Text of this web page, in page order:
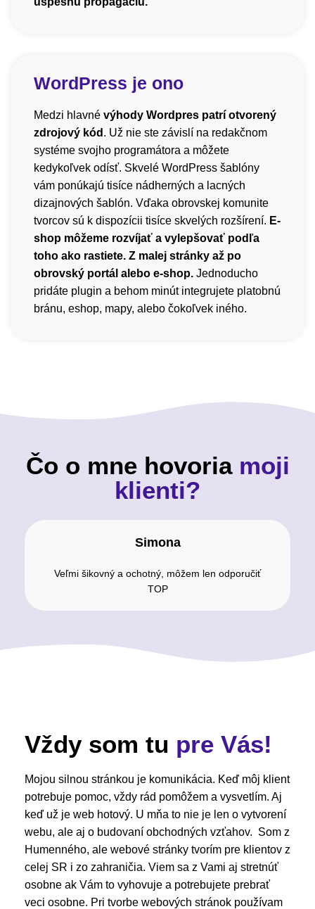
WordPress je ono
Medzi hlavné výhody Wordpres patrí otvorený
zdrojový kód . Už nie ste závislí na redakčnom
systéme svojho programátora a môžete
kedykoľvek odísť. Skvelé WordPress šablóny
vám ponúkajú tisíce nádherných a lacných
dizajnových šablón. Vďaka obrovskej komunite
tvorcov sú k dispozícii tisíce skvelých rozšírení. E-
shop môžeme rozvíjať a vylepšovať podľa
toho ako rastiete. Z malej stránky až po
obrovský portál alebo e-shop. Jednoducho
pridáte plugin a behom minút integrujete platobnú
bránu, eshop, mapy, alebo čokoľvek iného.
Čo o mne hovoriamoji
klienti?
Simona
Veľmi šikovný a ochotný, môžem len odporučiť
TOP
Vždy som tu pre Vás!
Mojou silnou stránkou je komunikácia. Keď môj klient
potrebuje pomoc, vždy rád pomôžem a vysvetlím. Aj
keď už je web hotový. U mňa to nie je len o vytvorení
webu, ale aj o budovaní obchodných vzťahov. Som z
Humenného, ale webové stránky tvorím pre klientov z
celej SR i zo zahraničia. Viem sa z Vami aj stretnúť
osobne ak Vám to vyhovuje a potrebujete prebrať
veci osobne. Pri tvorbe webových stránok používam